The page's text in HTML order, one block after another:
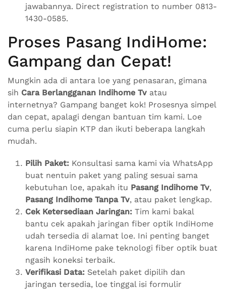
jawabannya. Direct registration to number 0813-
1430-0585.
Proses Pasang IndiHome:
Gampang dan Cepat!
Mungkin ada di antara loe yang penasaran, gimana
sih Cara Berlangganan Indihome Tv atau
internetnya? Gampang banget kok! Prosesnya simpel
dan cepat, apalagi dengan bantuan tim kami. Loe
cuma perlu siapin KTP dan ikuti beberapa langkah
mudah.
Pilih Paket: Konsultasi sama kami via WhatsApp
buat nentuin paket yang paling sesuai sama
kebutuhan loe, apakah itu Pasang Indihome Tv,
Pasang Indihome Tanpa Tv, atau paket lengkap.
Cek Ketersediaan Jaringan: Tim kami bakal
bantu cek apakah jaringan fiber optik IndiHome
udah tersedia di alamat loe. Ini penting banget
karena IndiHome pake teknologi fiber optik buat
ngasih koneksi terbaik.
Verifikasi Data: Setelah paket dipilih dan
jaringan tersedia, loe tinggal isi formulir